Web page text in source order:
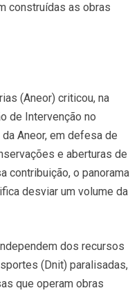
construídas as obras
(Aneor) criticou, na
de Intervenção no
Aneor, em defesa de
e aberturas de
contribuição, o panorama
desviar um volume da
dos recursos
(Dnit) paralisadas,
que operam obras